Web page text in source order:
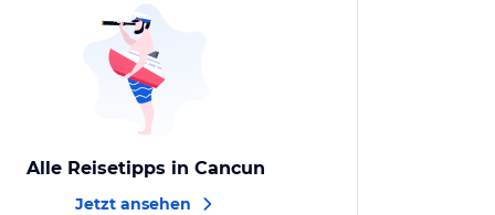
Alle Reisetipps in Cancun
Jetzt ansehen